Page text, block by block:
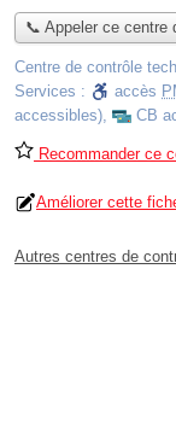
📞 Appeler ce centre
Centre de contrôle
Services :
accès
accessibles), CB
Recommander ce
Améliorer cette
Autres centres de